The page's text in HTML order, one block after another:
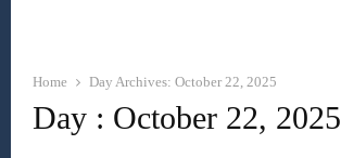
Home Day Archives: October 22, 2025
Day : October 22, 2025